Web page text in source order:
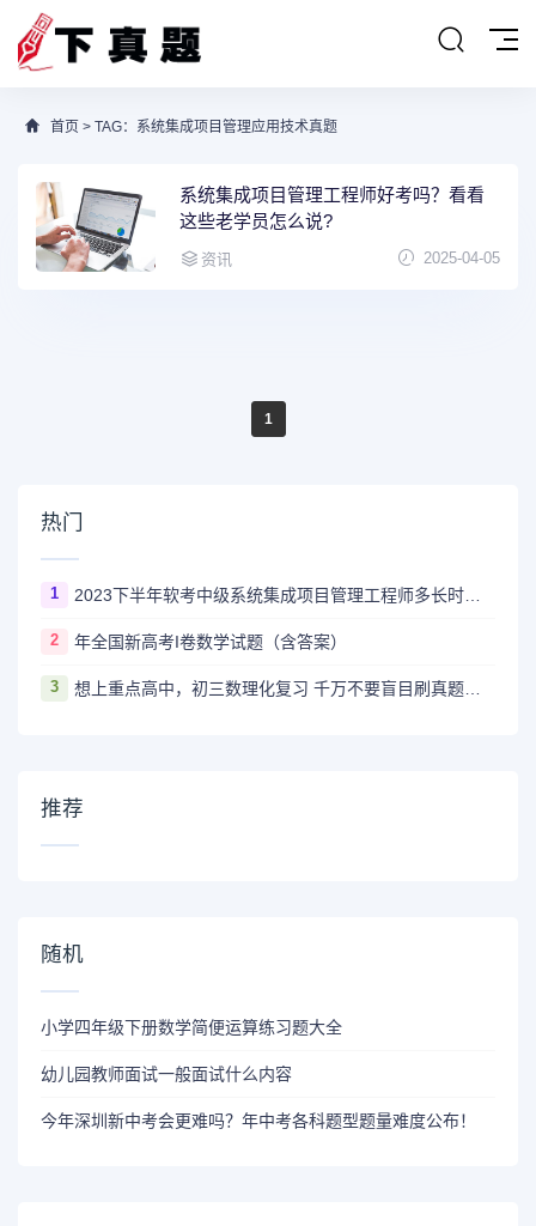
首页 > TAG：系统集成项目管理应用技术真题
系统集成项目管理工程师好考吗？看看
这些老学员怎么说?
资讯 2025-04-05
1
热门
1 2023下半年软考中级系统集成项目管理工程师多长时间出成绩
2 年全国新高考I卷数学试题（含答案）
3 想上重点高中，初三数理化复习 千万不要盲目刷真题卷和模拟卷！
推荐
随机
小学四年级下册数学简便运算练习题大全
幼儿园教师面试一般面试什么内容
今年深圳新中考会更难吗？年中考各科题型题量难度公布！